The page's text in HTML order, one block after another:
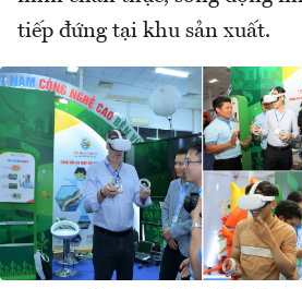
tiếp đứng tại khu sản xuất.